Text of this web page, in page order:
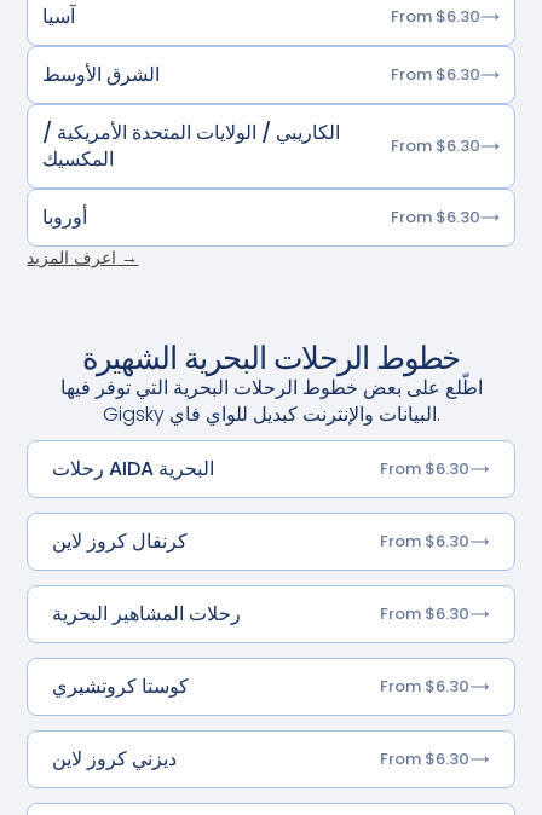
آسيا From $6.30
الشرق الأوسط From $6.30
الكاريبي / الولايات المتحدة الأمريكية /
المكسيك
From $6.30
أوروبا From $6.30
اعرف المزيد →
خطوط الرحلات البحرية الشهيرة
اطّلع على بعض خطوط الرحلات البحرية التي توفر فيها
Gigsky البيانات والإنترنت كبديل للواي فاي.
رحلات AIDA البحرية
From $6.30
كرنفال كروز لاين From $6.30
رحلات المشاهير البحرية From $6.30
كوستا كروتشيري From $6.30
ديزني كروز لاين From $6.30